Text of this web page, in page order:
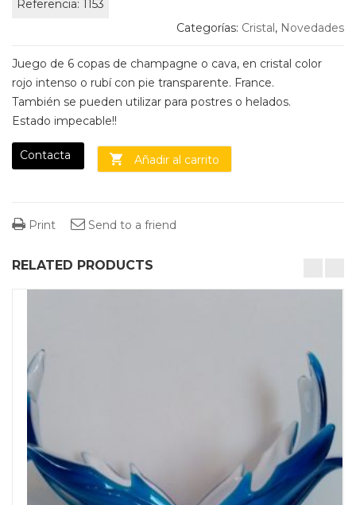
Referencia: 1153
Categorías: Cristal, Novedades
Juego de 6 copas de champagne o cava, en cristal color
rojo intenso o rubí con pie transparente. France.
También se pueden utilizar para postres o helados.
Estado impecable!!
Contacta Añadir al carrito
Print Send to a friend
RELATED PRODUCTS